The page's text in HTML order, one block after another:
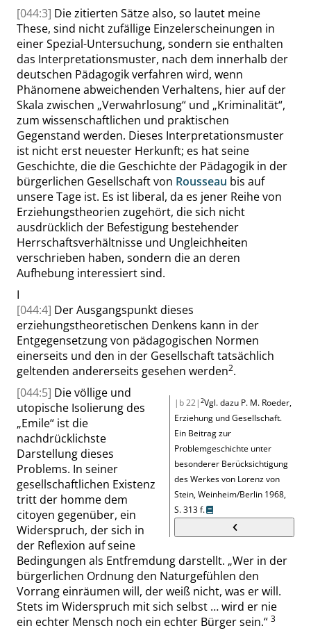
[044:3] Die zitierten Sätze also, so lautet meine
These, sind nicht zufällige Einzelerscheinungen in
einer Spezial-Untersuchung, sondern sie enthalten
das Interpretationsmuster, nach dem innerhalb der
deutschen Pädagogik verfahren wird, wenn
Phänomene abweichenden Verhaltens, hier auf der
Skala zwischen „Verwahrlosung“ und „Kriminalität“,
zum wissenschaftlichen und praktischen
Gegenstand werden. Dieses Interpretationsmuster
ist nicht erst neuester Herkunft; es hat seine
Geschichte, die die Geschichte der Pädagogik in der
bürgerlichen Gesellschaft von Rousseau bis auf
unsere Tage ist. Es ist liberal, da es jener Reihe von
Erziehungstheorien zugehört, die sich nicht
ausdrücklich der Befestigung bestehender
Herrschaftsverhältnisse und Ungleichheiten
verschrieben haben, sondern die an deren
Aufhebung interessiert sind.
I
[044:4] Der Ausgangspunkt dieses
erziehungstheoretischen Denkens kann in der
Entgegensetzung von pädagogischen Normen
einerseits und den in der Gesellschaft tatsächlich
geltenden andererseits gesehen werden2
|b 22| 2Vgl. dazu P. M. Roeder,
Erziehung und Gesellschaft.
Ein Beitrag zur
Problemgeschichte unter
besonderer Berücksichtigung
des Werkes von Lorenz von
Stein,Weinheim/Berlin 1968,
S.313 f.
.
[044:5] Die völlige und
utopische Isolierung des
„Emile“ ist die
nachdrücklichste
Darstellung dieses
Problems. In seiner
gesellschaftlichen Existenz
tritt der hommedem
citoyen gegenüber, ein
Widerspruch, der sich in
der Reflexion auf seine
Bedingungen als Entfremdung darstellt. „Wer in der
bürgerlichen Ordnung den Naturgefühlen den
Vorrang einräumen will, der weiß nicht, was er will.
Stets im Widerspruch mit sich selbst … wird er nie
ein echter Mensch noch ein echter Bürger sein.“ 3